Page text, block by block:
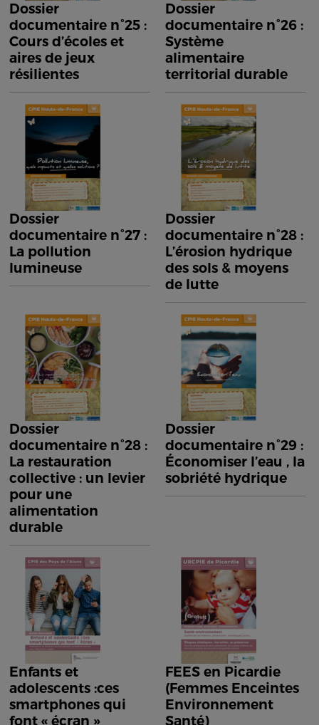
Dossier
documentaire n°25 :
Cours d’écoles et
aires de jeux
résilientes
Dossier
documentaire n°26 :
Système
alimentaire
territorial durable
Dossier
documentaire n°27 :
La pollution
lumineuse
Dossier
documentaire n°28 :
L’érosion hydrique
des sols & moyens
de lutte
Dossier
documentaire n°28 :
La restauration
collective : un levier
pour une
alimentation
durable
Dossier
documentaire n°29 :
Économiser l’eau , la
sobriété hydrique
Enfants et
adolescents :ces
smartphones qui
font « écran »
FEES en Picardie
(Femmes Enceintes
Environnement
Santé)